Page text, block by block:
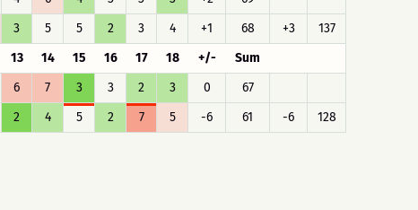
3 5 5 2 3 4 +1 68 +3
137
13 14 15 16 17 18 +/-
Sum
6 7 3 3 2 3 0
67
2 4 5 2 7 5 -6 61 -6 128